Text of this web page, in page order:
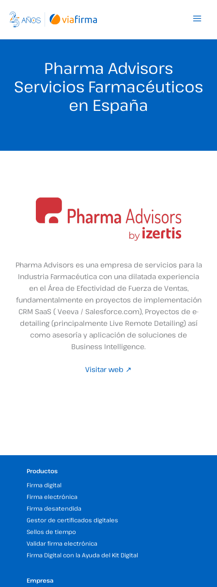
contenido
Pharma Advisors
Servicios Farmacéuticos
en España
Pharma Advisors es una empresa de servicios para la
Industria Farmacéutica con una dilatada experiencia
en el Área de Efectividad de Fuerza de Ventas,
fundamentalmente en proyectos de implementación
CRM SaaS ( Veeva / Salesforce.com), Proyectos de e-
detailing (principalmente Live Remote Detailing) así
como asesoría y aplicación de soluciones de
Business Intelligence.
Visitar web ↗
Productos
Firma digital
Firma electrónica
Firma desatendida
Gestor de certificados digitales
Sellos de tiempo
Validar firma electrónica
Firma Digital con la Ayuda del Kit Digital
Empresa